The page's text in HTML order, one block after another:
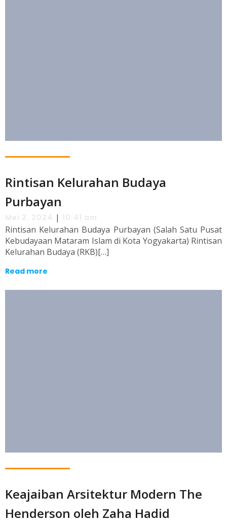
Rintisan Kelurahan Budaya
Purbayan
|
Rintisan Kelurahan Budaya Purbayan (Salah Satu Pusat
Kebudayaan Mataram Islam di Kota Yogyakarta) Rintisan
Kelurahan Budaya (RKB)[…]
Read more
Keajaiban Arsitektur Modern The
Henderson oleh Zaha Hadid